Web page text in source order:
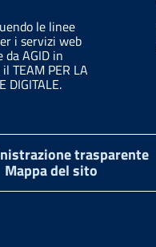
le linee
i servizi web
da AGID in
TEAM PER LA
DIGITALE.
trasparente
Mappa del sito